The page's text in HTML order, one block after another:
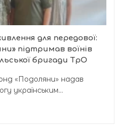
для передової:
підтримав воїнів
бригади ТрО
«Подоляни» надав
українським...